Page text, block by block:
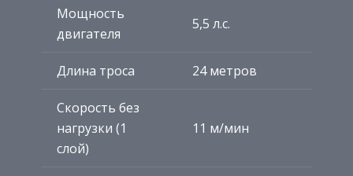
Мощность
двигателя
5,5 л.с.
Длина троса 24 метров
Скорость без
нагрузки (1
слой)
11 м/мин